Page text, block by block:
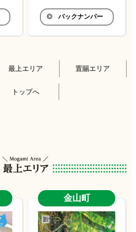
バックナンバー
最上エリア 置賜エリア
トップへ
金山町